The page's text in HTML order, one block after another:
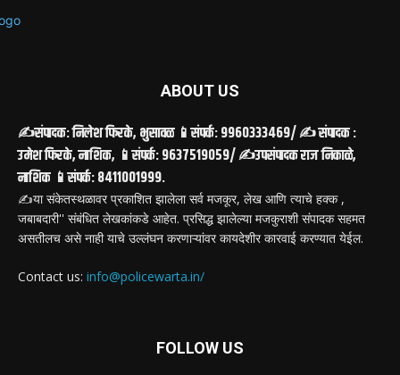
ABOUT US
✍️संपादक: निलेश फिरके, भुसावळ 📱संपर्क: 9960333469/ ✍️ संपादक :
उमेश फिरके, नाशिक, 📱संपर्क: 9637519059/ ✍️उपसंपादक राज निकाळे,
नाशिक 📱संपर्क: 8411001999.
✍️या संकेतस्थळावर प्रकाशित झालेला सर्व मजकूर, लेख आणि त्याचे हक्क ,
जबाबदारी'' संबंधित लेखकांकडे आहेत. प्रसिद्ध झालेल्या मजकुराशी संपादक सहमत
असतीलच असे नाही याचे उल्लंघन करणाऱ्यांवर कायदेशीर कारवाई करण्यात येईल.
Contact us: info@policewarta.in/
FOLLOW US